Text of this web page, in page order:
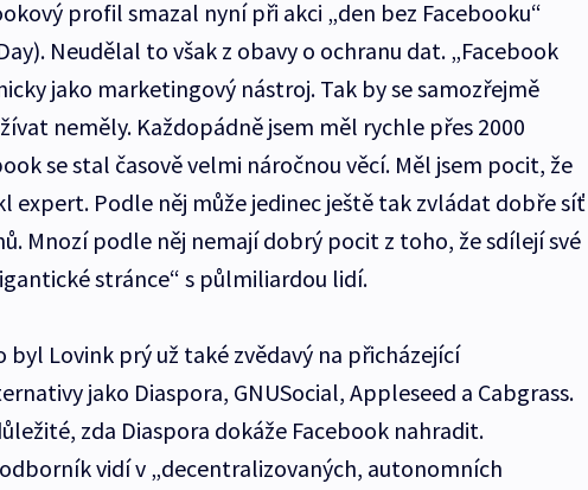
profil smazal nyní při akci „den bez Facebooku“
Neudělal to však z obavy o ochranu dat. „Facebook
jako marketingový nástroj. Tak by se samozřejmě
neměly. Každopádně jsem měl rychle přes 2000
se stal časově velmi náročnou věcí. Měl jsem pocit, že
expert. Podle něj může jedinec ještě tak zvládat dobře síť
Mnozí podle něj nemají dobrý pocit z toho, že sdílejí své
stránce“ s půlmiliardou lidí.
byl Lovink prý už také zvědavý na přicházející
jako Diaspora, GNUSocial, Appleseed a Cabgrass.
zda Diaspora dokáže Facebook nahradit.
vidí v „decentralizovaných, autonomních